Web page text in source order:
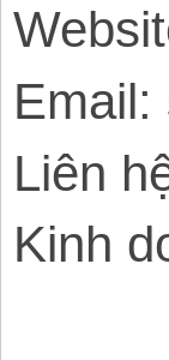
Email:
Liên
Kinh